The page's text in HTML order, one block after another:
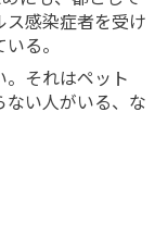
感染症者を受け
る。
それはペット
い人がいる、な